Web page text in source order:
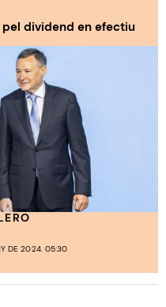
pel dividend en efectiu
DE 2024. 05:30